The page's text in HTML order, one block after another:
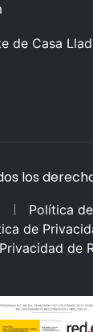
de Casa
los
Política
de
de